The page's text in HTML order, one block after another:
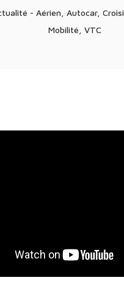
- Aérien, Autocar,
Mobilité, VTC